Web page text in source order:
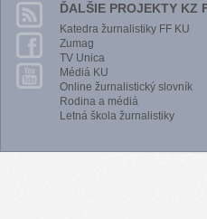
ĎALŠIE PROJEKTY KZ
Katedra žurnalistiky FF KU
Zumag
TV Unica
Médiá KU
Online žurnalistický slovník
Rodina a médiá
Letná škola žurnalistiky